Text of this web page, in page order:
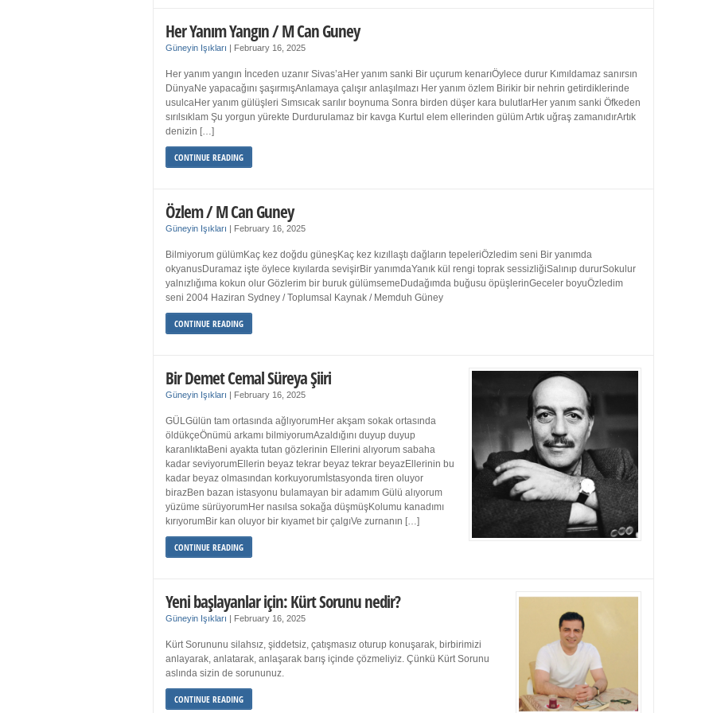
Her Yanım Yangın / M Can Guney
Güneyin Işıkları February 16, 2025
Her yanım yangın İnceden uzanır Sivas’aHer yanım sanki Bir uçurum kenarıÖylece durur Kımıldamaz sanırsın
DünyaNe yapacağını şaşırmışAnlamaya çalışır anlaşılmazı Her yanım özlem Birikir bir nehrin getirdiklerinde
usulcaHer yanım gülüşleri Sımsıcak sarılır boynuma Sonra birden düşer kara bulutlarHer yanım sanki Öfkeden
sırılsıklam Şu yorgun yürekte Durdurulamaz bir kavga Kurtul elem ellerinden gülüm Artık uğraş zamanıdırArtık
denizin […]
CONTINUE READING
Özlem / M Can Guney
Güneyin Işıkları February 16, 2025
Bilmiyorum gülümKaç kez doğdu güneşKaç kez kızıllaştı dağların tepeleriÖzledim seni Bir yanımda
okyanusDuramaz işte öylece kıyılarda sevişirBir yanımdaYanık kül rengi toprak sessizliğiSalınıp dururSokulur
yalnızlığıma kokun olur Gözlerim bir buruk gülümsemeDudağımda buğusu öpüşlerinGeceler boyuÖzledim
seni 2004 Haziran Sydney / Toplumsal Kaynak / Memduh Güney
CONTINUE READING
Bir Demet Cemal Süreya Şiiri
Güneyin Işıkları February 16, 2025
GÜLGülün tam ortasında ağlıyorumHer akşam sokak ortasında
öldükçeÖnümü arkamı bilmiyorumAzaldığını duyup duyup
karanlıktaBeni ayakta tutan gözlerinin Ellerini alıyorum sabaha
kadar seviyorumEllerin beyaz tekrar beyaz tekrar beyazEllerinin bu
kadar beyaz olmasından korkuyorumİstasyonda tiren oluyor
birazBen bazan istasyonu bulamayan bir adamım Gülü alıyorum
yüzüme sürüyorumHer nasılsa sokağa düşmüşKolumu kanadımı
kırıyorumBir kan oluyor bir kıyamet bir çalgıVe zurnanın […]
CONTINUE READING
Yeni başlayanlar için: Kürt Sorunu nedir?
Güneyin Işıkları February 16, 2025
Kürt Sorununu silahsız, şiddetsiz, çatışmasız oturup konuşarak, birbirimizi
anlayarak, anlatarak, anlaşarak barış içinde çözmeliyiz. Çünkü Kürt Sorunu
aslında sizin de sorununuz.
CONTINUE READING